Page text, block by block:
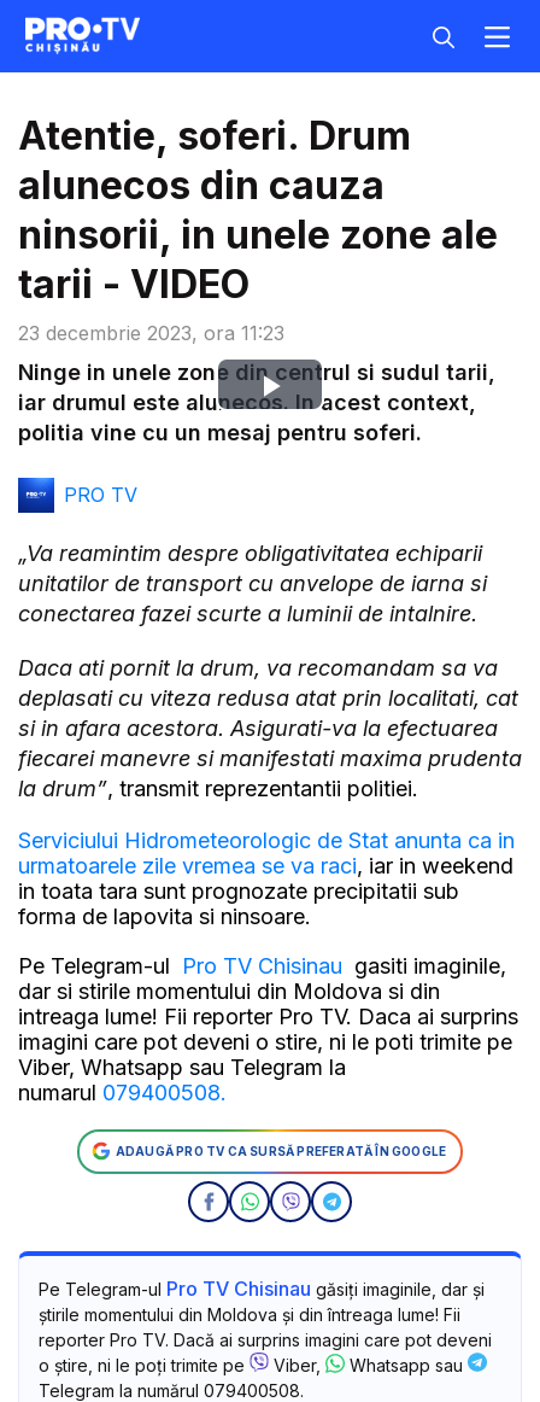
23 decembrie 2023, ora 11:23
Atentie, soferi. Drum
alunecos din cauza
ninsorii, in unele zone ale
tarii - VIDEO
Play
Ninge in unele zone din centrul si sudul tarii,
iar drumul este alunecos. In acest context,
politia vine cu un mesaj pentru soferi.
PRO TV
„Va reamintim despre obligativitatea echiparii
unitatilor de transport cu anvelope de iarna si
conectarea fazei scurte a luminii de intalnire.
Daca ati pornit la drum, va recomandam sa va
deplasati cu viteza redusa atat prin localitati, cat
si in afara acestora. Asigurati-va la efectuarea
fiecarei manevre si manifestati maxima prudenta
la drum”, transmit reprezentantii politiei.
Serviciului Hidrometeorologic de Stat anunta ca in
urmatoarele zile vremea se va raci, iar in weekend
in toata tara sunt prognozate precipitatii sub
forma de lapovita si ninsoare.
Pe Telegram-ul Pro TV Chisinau gasiti imaginile,
dar si stirile momentului din Moldova si din
intreaga lume! Fii reporter Pro TV. Daca ai surprins
imagini care pot deveni o stire, ni le poti trimite pe
Viber, Whatsapp sau Telegram la
numarul 079400508.
ADAUGĂ PRO TV CA SURSĂ PREFERATĂ ÎN GOOGLE
Pe Telegram-ul Pro TV Chisinau găsiți imaginile, dar și
știrile momentului din Moldova și din întreaga lume! Fii
reporter Pro TV. Dacă ai surprins imagini care pot deveni
o știre, ni le poți trimite pe
Viber,
Whatsapp sau
Telegram la numărul 079400508.